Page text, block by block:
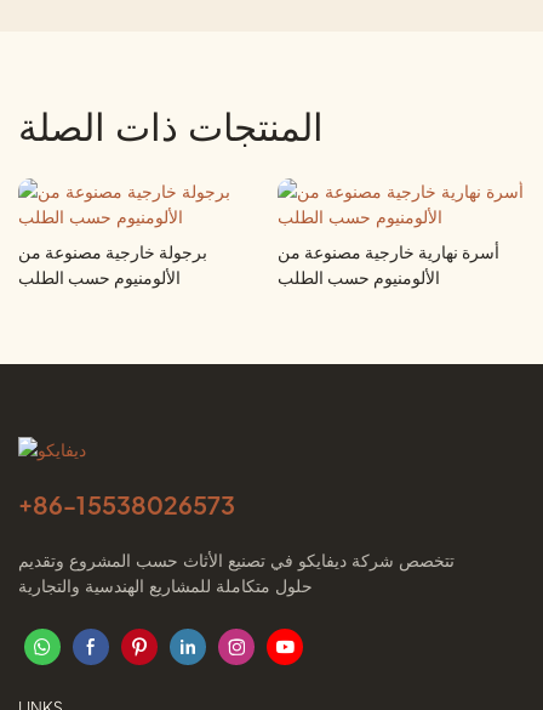
المنتجات ذات الصلة
برجولة خارجية مصنوعة من
الألومنيوم حسب الطلب
أسرة نهارية خارجية مصنوعة من
الألومنيوم حسب الطلب
+86-15538026573
تتخصص شركة ديفايكو في تصنيع الأثاث حسب المشروع وتقديم
حلول متكاملة للمشاريع الهندسية والتجارية